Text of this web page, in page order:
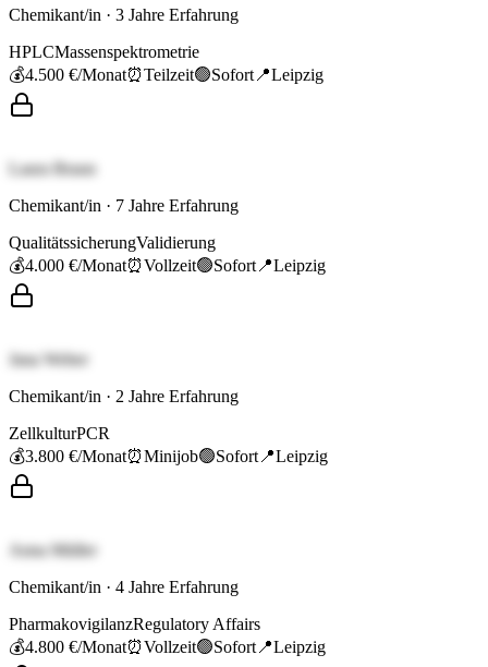
Chemikant/in · 3 Jahre Erfahrung
HPLCMassenspektrometrie
💰4.500 €/Monat⏰Teilzeit🟢Sofort 📍Leipzig
Laura Braun
Chemikant/in · 7 Jahre Erfahrung
QualitätssicherungValidierung
💰4.000 €/Monat⏰Vollzeit🟢Sofort 📍Leipzig
Jana Weber
Chemikant/in · 2 Jahre Erfahrung
ZellkulturPCR
💰3.800 €/Monat⏰Minijob🟢Sofort 📍Leipzig
Anna Müller
Chemikant/in · 4 Jahre Erfahrung
PharmakovigilanzRegulatory Affairs
💰4.800 €/Monat⏰Vollzeit🟢Sofort 📍Leipzig